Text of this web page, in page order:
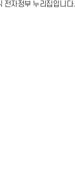
전자정부 누리집입니다.